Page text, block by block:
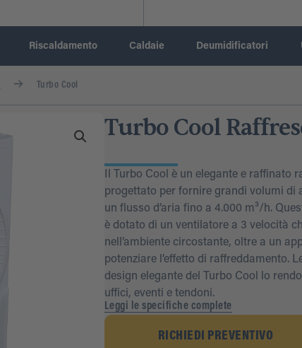
Riscaldamento Caldaie Deumidificatori
Turbo Cool
Turbo Cool
Il Turbo Cool è un elegante e raffinato
progettato per fornire grandi volumi di
un flusso d’aria fino a 4.000 m³/h.
è dotato di un ventilatore a 3 velocità
nell’ambiente circostante, oltre a un
potenziare l’effetto di raffreddamento.
design elegante del Turbo Cool lo
uffici, eventi e tendoni.
Leggi le specifiche complete
RICHIEDI PREVENTIVO